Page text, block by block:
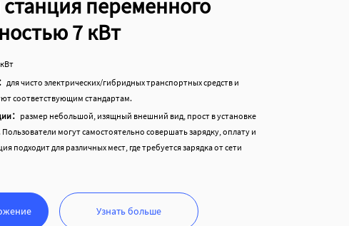
переменного
7 кВт
для чисто электрических/гибридных транспортных средств и
соответствующим стандартам.
： размер небольшой, изящный внешний вид, прост в установке
Пользователи могут самостоятельно совершать зарядку, оплату и
подходит для различных мест, где требуется зарядка от сети
Узнать больше